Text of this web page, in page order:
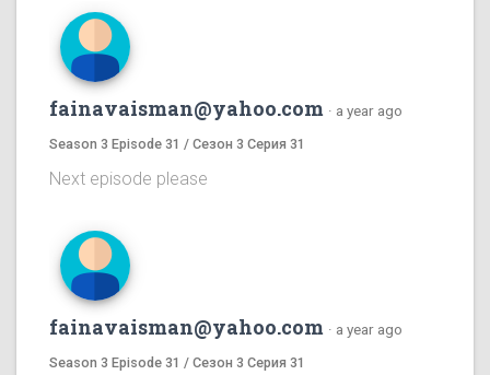
fainavaisman@yahoo.com · a year ago
Season 3 Episode 31 / Сезон 3 Серия 31
Next episode please
fainavaisman@yahoo.com · a year ago
Season 3 Episode 31 / Сезон 3 Серия 31